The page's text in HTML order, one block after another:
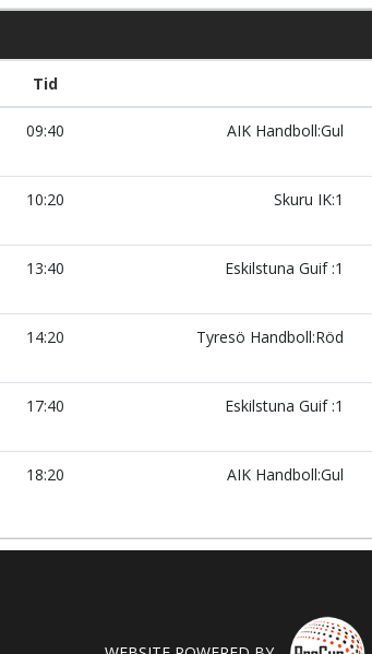
Tid
09:40 AIK Handboll:Gul
10:20 Skuru IK:1
13:40 Eskilstuna Guif :1
14:20 Tyresö Handboll:Röd
17:40 Eskilstuna Guif :1
18:20 AIK Handboll:Gul